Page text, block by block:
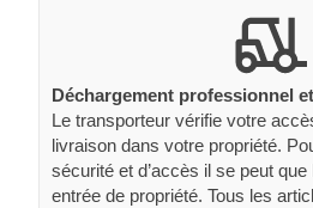
Déchargement professionnel
Le transporteur vérifie votre
livraison dans votre propriété.
sécurité et d’accès il se peut
entrée de propriété. Tous les